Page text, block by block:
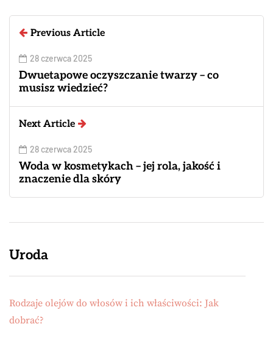
Previous Article
28 czerwca 2025
Dwuetapowe oczyszczanie twarzy – co
musisz wiedzieć?
Next Article
28 czerwca 2025
Woda w kosmetykach – jej rola, jakość i
znaczenie dla skóry
Uroda
Rodzaje olejów do włosów i ich właściwości: Jak
dobrać?